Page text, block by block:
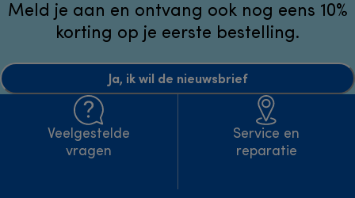
Meld je aan en ontvang ook nog eens 10%
korting op je eerste bestelling.
Ja, ik wil de nieuwsbrief
Veelgestelde
vragen
Service en
reparatie